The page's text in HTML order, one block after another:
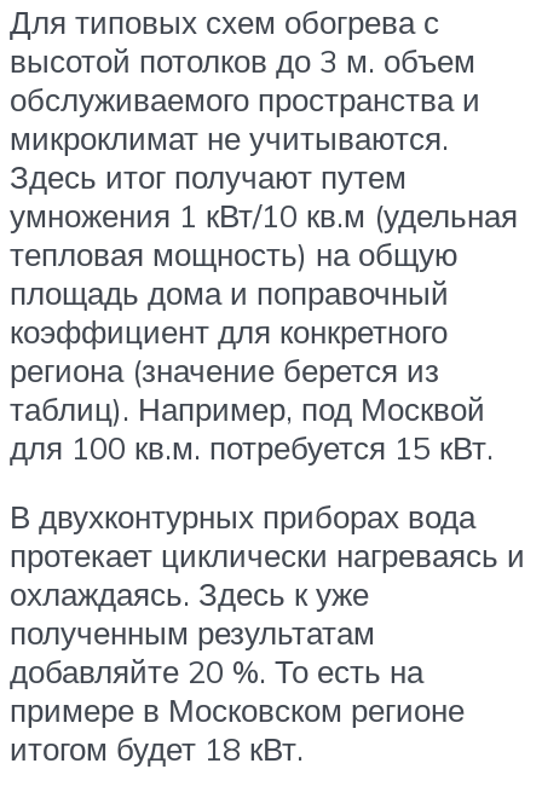
Для типовых схем обогрева с
высотой потолков до 3 м. объем
обслуживаемого пространства и
микроклимат не учитываются.
Здесь итог получают путем
умножения 1 кВт/10 кв.м (удельная
тепловая мощность) на общую
площадь дома и поправочный
коэффициент для конкретного
региона (значение берется из
таблиц). Например, под Москвой
для 100 кв.м. потребуется 15 кВт.
В двухконтурных приборах вода
протекает циклически нагреваясь и
охлаждаясь. Здесь к уже
полученным результатам
добавляйте 20 %. То есть на
примере в Московском регионе
итогом будет 18 кВт.